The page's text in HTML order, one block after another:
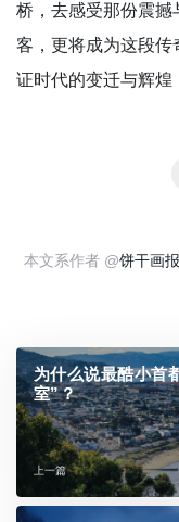
桥，去感受那份震撼
客，更将成为这段传
证时代的变迁与辉煌
本文系作者 @饼干画报
为什么说最酷小首
室”？
上一篇